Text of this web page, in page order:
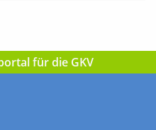
für die GKV